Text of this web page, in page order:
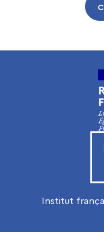
Institut